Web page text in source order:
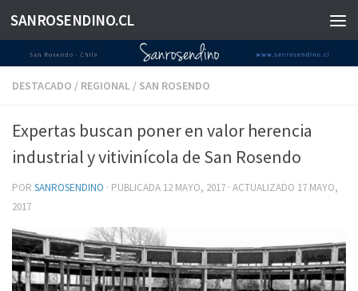
Saltar al contenido
SANROSENDINO.CL
DESTACADO / REGIONAL / SAN ROSENDO
Expertas buscan poner en valor herencia
industrial y vitivinícola de San Rosendo
POR SANROSENDINO · PUBLICADA 12 MAYO, 2017 · ACTUALIZADO 17 MAYO,
2017